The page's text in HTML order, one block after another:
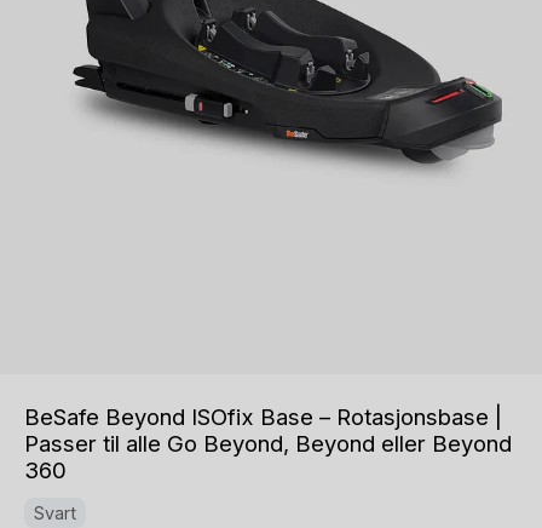
BeSafe Beyond ISOfix Base – Rotasjonsbase |
Passer til alle Go Beyond, Beyond eller Beyond
360
Svart